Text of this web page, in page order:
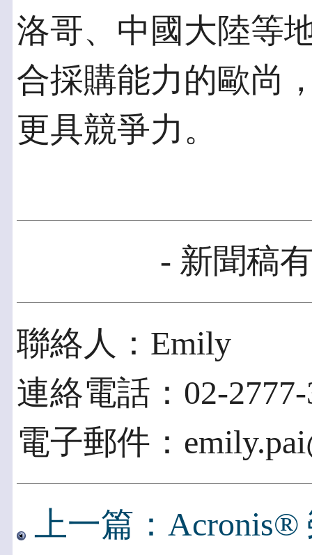
洛哥、中國大陸等
合採購能力的歐尚
更具競爭力。
- 新聞稿
聯絡人：Emily
連絡電話：02-2777-
電子郵件：
上一篇：Acronis®